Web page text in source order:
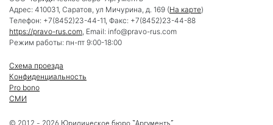
© 2012 - 2026 Юридическое бюро “Аргументъ”
Адрес: 410031, Саратов, ул Мичурина, д. 169 (На карте)
Телефон: +7(8452)23-44-11, Факс: +7(8452)23-44-88
https://pravo-rus.com, Email: info@pravo-rus.com
Режим работы: пн-пт 9:00-18:00
Схема проезда
Конфиденциальность
Pro bono
СМИ